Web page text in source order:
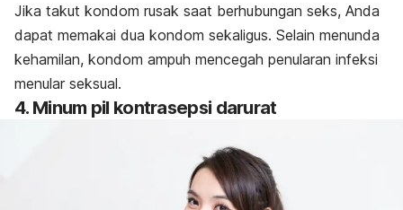
Jika takut kondom rusak saat berhubungan seks, Anda
dapat memakai dua kondom sekaligus. Selain menunda
kehamilan, kondom ampuh mencegah penularan infeksi
menular seksual.
4. Minum pil kontrasepsi darurat